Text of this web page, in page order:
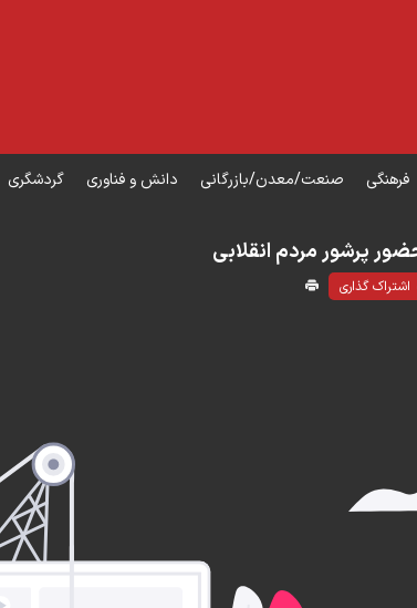
فرهنگی صنعت/معدن/بازرگانی دانش و فناوری گردشگری
اشتراک گذاری